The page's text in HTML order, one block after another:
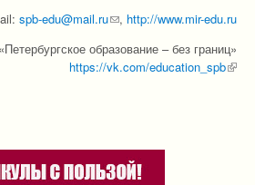
spb-edu@mail.ru(link sends e-mail)
, http://www.mir-edu.ru
образование – без границ»
https://vk.com/education_spb